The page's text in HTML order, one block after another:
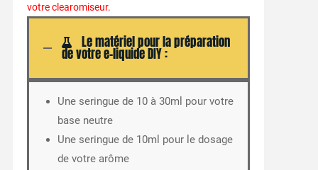
votre clearomiseur.
Le matériel pour la préparation
de votre e-liquide DIY :
Une seringue de 10 à 30ml pour votre
base neutre
Une seringue de 10ml pour le dosage
de votre arôme